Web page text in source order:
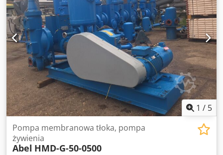
1 / 5
Pompa membranowa tłoka, pompa
żywienia
Abel HMD-G-50-0500